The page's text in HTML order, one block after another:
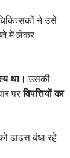
ने उसे
में लेकर
था। उसकी
परविपत्तियों का
ढाढ़स बंधा रहे